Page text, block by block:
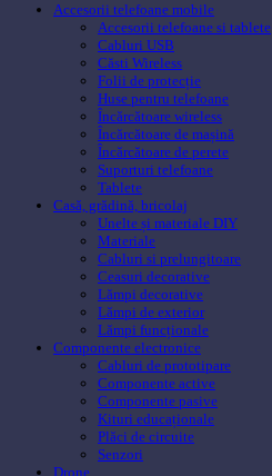
Accesorii telefoane mobile
Accesorii telefoane si tablete
Cabluri USB
Căsti Wireless
Folii de protecție
Huse pentru telefoane
Încărcătoare wireless
Încărcătoare de mașină
Încărcătoare de perete
Suporturi telefoane
Tablete
Casă, grădină, bricolaj
Unelte și materiale DIY
Materiale
Cabluri si prelungitoare
Ceasuri decorative
Lămpi decorative
Lămpi de exterior
Lămpi funcționale
Componente electronice
Cabluri de prototipare
Componente active
Componente pasive
Kituri educaționale
Plăci de circuite
Senzori
Drone